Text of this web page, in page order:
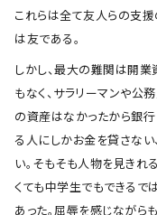
これらは全て友人らの支
は友である。
しかし、最大の難関は開
もなく、サラリーマンや
の資産はなかったから銀
る人にしかお金を貸さない
い。そもそも人物を見きれ
くても中学生でもできるで
あった。屈辱を感じながら